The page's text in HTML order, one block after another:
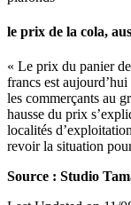
le prix de la cola,
« Le prix du panier
francs est
les commerçants au
hausse du prix
localités
revoir la situation
Source : Studio